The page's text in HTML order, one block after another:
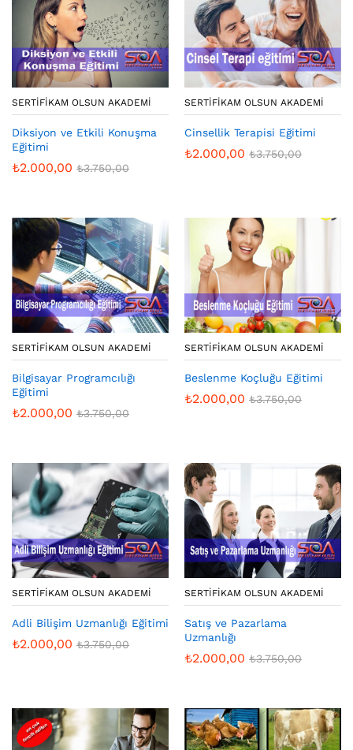
SERTIFIKAM OLSUN AKADEMI
Diksiyon ve Etkili Konuşma
Eğitimi
₺2.000,00 ₺3.750,00
SERTIFIKAM OLSUN AKADEMI
Cinsellik Terapisi Eğitimi
₺2.000,00 ₺3.750,00
SERTIFIKAM OLSUN AKADEMI
Bilgisayar Programcılığı
Eğitimi
₺2.000,00 ₺3.750,00
SERTIFIKAM OLSUN AKADEMI
Beslenme Koçluğu Eğitimi
₺2.000,00 ₺3.750,00
SERTIFIKAM OLSUN AKADEMI
Adli Bilişim Uzmanlığı Eğitimi
₺2.000,00 ₺3.750,00
SERTIFIKAM OLSUN AKADEMI
Satış ve Pazarlama
Uzmanlığı
₺2.000,00 ₺3.750,00